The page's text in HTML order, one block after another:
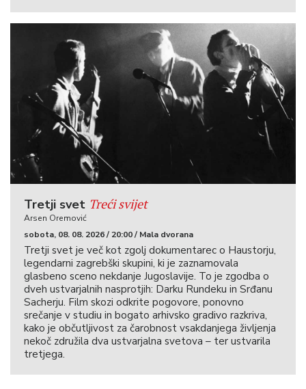
Tretji svet Treći svijet
Arsen Oremović
sobota, 08. 08. 2026 / 20:00 / Mala dvorana
Tretji svet je več kot zgolj dokumentarec o Haustorju,
legendarni zagrebški skupini, ki je zaznamovala
glasbeno sceno nekdanje Jugoslavije. To je zgodba o
dveh ustvarjalnih nasprotjih: Darku Rundeku in Srđanu
Sacherju. Film skozi odkrite pogovore, ponovno
srečanje v studiu in bogato arhivsko gradivo razkriva,
kako je občutljivost za čarobnost vsakdanjega življenja
nekoč združila dva ustvarjalna svetova – ter ustvarila
tretjega.